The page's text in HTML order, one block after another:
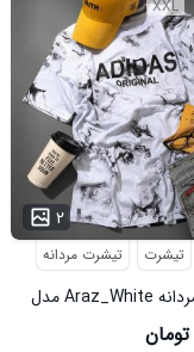
XXL
۲
تیشرت تیشرت مردانه
تیشرت مردانه Araz_White مدل